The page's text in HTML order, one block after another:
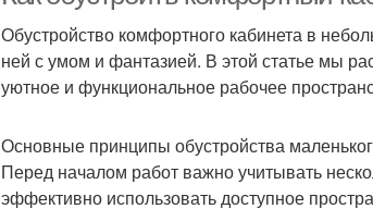
Обустройство комфортного кабинета в
ней с умом и фантазией. В этой статье мы
уютное и функциональное рабочее
Основные принципы обустройства
Перед началом работ важно учитывать
эффективно использовать доступное